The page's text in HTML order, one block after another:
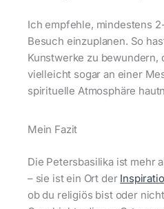
Ich empfehle, mindestens
Besuch einzuplanen. So
Kunstwerke zu bewundern,
vielleicht sogar an einer
spirituelle Atmosphäre
Mein Fazit
Die Petersbasilika ist mehr
– sie ist ein Ort der
ob du religiös bist oder